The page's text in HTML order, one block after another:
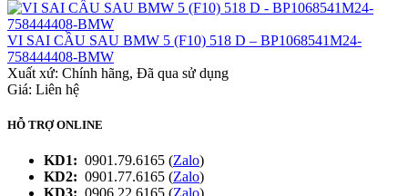
VI SAI CẦU SAU BMW 5 (F10) 518 D – BP1068541M24-
758444408-BMW
Xuất xứ: Chính hãng, Đã qua sử dụng
Giá: Liên hệ
HỖ TRỢ ONLINE
KD1: 0901.79.6165 (Zalo)
KD2: 0901.77.6165 (Zalo)
KD3: 0906.22.6165 (Zalo)